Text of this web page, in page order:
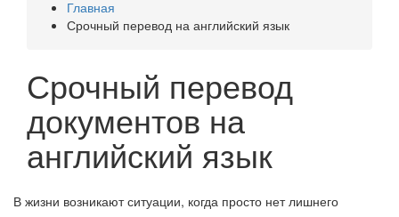
Главная
Срочный перевод на английский язык
Срочный перевод
документов на
английский язык
В жизни возникают ситуации, когда просто нет лишнего